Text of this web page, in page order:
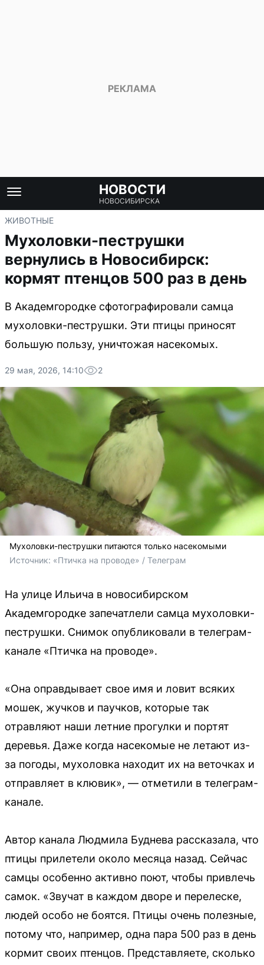
НОВОСТИ
НОВОСИБИРСКА
ЖИВОТНЫЕ
Мухоловки-пеструшки
вернулись в Новосибирск:
кормят птенцов 500 раз в день
В Академгородке сфотографировали самца
мухоловки-пеструшки. Эти птицы приносят
большую пользу, уничтожая насекомых.
29 мая, 2026, 14:10 2
Мухоловки-пеструшки питаются только насекомыми
Источник: «Птичка на проводе» / Телеграм
На улице Ильича в новосибирском
Академгородке запечатлели самца мухоловки-
пеструшки. Снимок опубликовали в телеграм-
канале «Птичка на проводе».
«Она оправдывает свое имя и ловит всяких
мошек, жучков и паучков, которые так
отравляют наши летние прогулки и портят
деревья. Даже когда насекомые не летают из-
за погоды, мухоловка находит их на веточках и
отправляет в клювик», — отметили в телеграм-
канале.
Автор канала Людмила Буднева рассказала, что
птицы прилетели около месяца назад. Сейчас
самцы особенно активно поют, чтобы привлечь
самок. «Звучат в каждом дворе и перелеске,
людей особо не боятся. Птицы очень полезные,
потому что, например, одна пара 500 раз в день
кормит своих птенцов. Представляете, сколько